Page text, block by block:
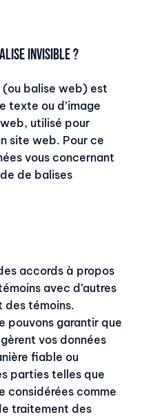
invisible ?
(ou balise web) est
texte ou d’image
utilisé pour
site web. Pour ce
vous concernant
de balises
accords à propos
avec d’autres
des témoins.
pouvons garantir que
vos données
fiable ou
parties telles que
considérées comme
traitement des